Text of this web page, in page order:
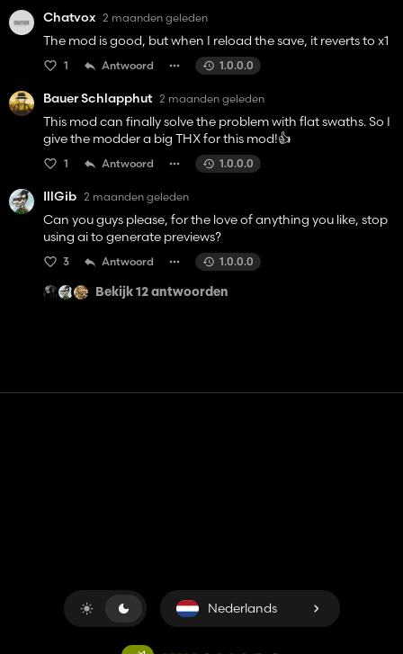
Chatvox 2 maanden geleden
The mod is good, but when I reload the save, it reverts to x1
1 Antwoord 1.0.0.0
Bauer Schlapphut 2 maanden geleden
This mod can finally solve the problem with flat swaths. So I
give the modder a big THX for this mod!👍️
1 Antwoord 1.0.0.0
IllGib 2 maanden geleden
Can you guys please, for the love of anything you like, stop
using ai to generate previews?
3 Antwoord 1.0.0.0
Bekijk 12 antwoorden
Nederlands